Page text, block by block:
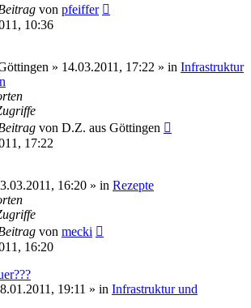
von pfeiffer
10:36
» 14.03.2011, 17:22 » in Infrastruktur
von D.Z. aus Göttingen
17:22
16:20 » in Rezepte
von mecki
16:20
19:11 » in Infrastruktur und